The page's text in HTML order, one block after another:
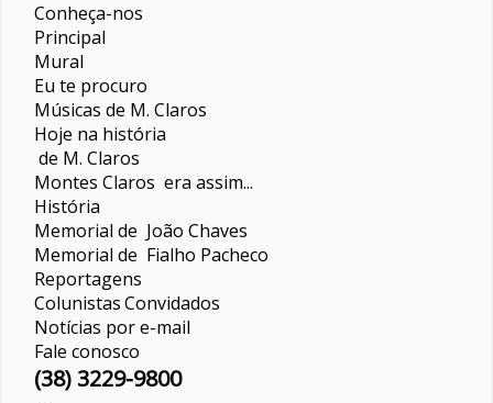
Conheça-nos
Principal
Mural
Eu te procuro
Músicas de M. Claros
Hoje na história
de M. Claros
Montes Claros era assim...
História
Memorial de João Chaves
Memorial de Fialho Pacheco
Reportagens
ColunistasConvidados
Notícias por e-mail
Fale conosco
(38) 3229-9800